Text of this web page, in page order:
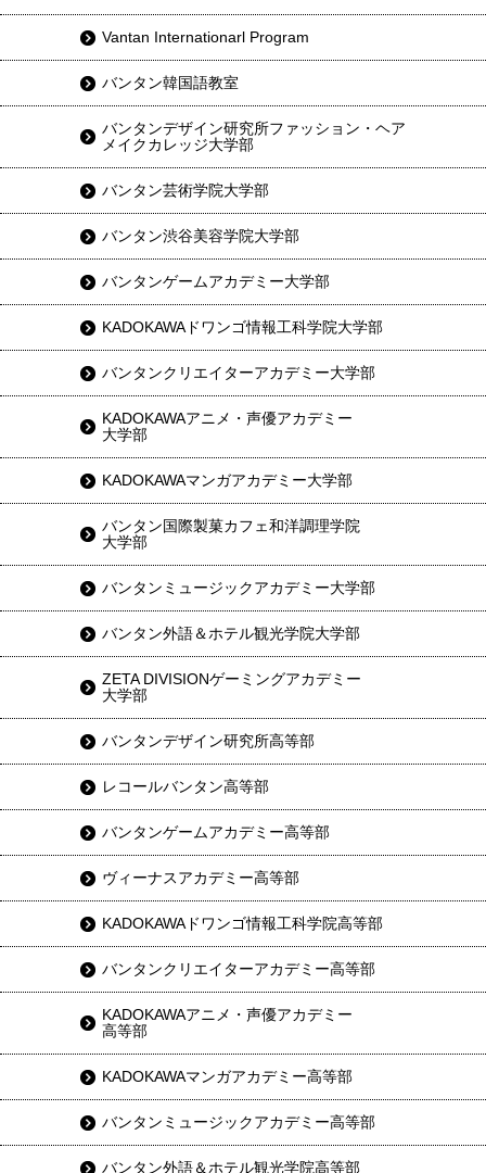
Vantan Internationarl Program
バンタン韓国語教室
バンタンデザイン研究所ファッション・ヘア
メイクカレッジ大学部
バンタン芸術学院大学部
バンタン渋谷美容学院大学部
バンタンゲームアカデミー大学部
KADOKAWAドワンゴ情報工科学院大学部
バンタンクリエイターアカデミー大学部
KADOKAWAアニメ・声優アカデミー
大学部
KADOKAWAマンガアカデミー大学部
バンタン国際製菓カフェ和洋調理学院
大学部
バンタンミュージックアカデミー大学部
バンタン外語＆ホテル観光学院大学部
ZETA DIVISIONゲーミングアカデミー
大学部
バンタンデザイン研究所高等部
レコールバンタン高等部
バンタンゲームアカデミー高等部
ヴィーナスアカデミー高等部
KADOKAWAドワンゴ情報工科学院高等部
バンタンクリエイターアカデミー高等部
KADOKAWAアニメ・声優アカデミー
高等部
KADOKAWAマンガアカデミー高等部
バンタンミュージックアカデミー高等部
バンタン外語＆ホテル観光学院高等部